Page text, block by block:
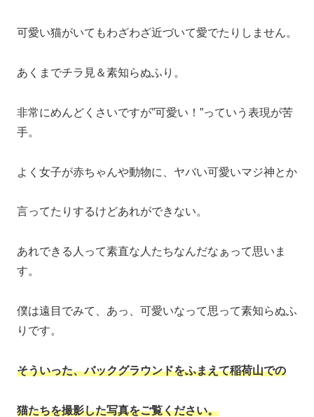
可愛い猫がいてもわざわざ近づいて愛でたりしません。
あくまでチラ見＆素知らぬふり。
非常にめんどくさいですが”可愛い！”っていう表現が苦
手。
よく女子が赤ちゃんや動物に、ヤバい可愛いマジ神とか
言ってたりするけどあれができない。
あれできる人って素直な人たちなんだなぁって思いま
す。
僕は遠目でみて、あっ、可愛いなって思って素知らぬふ
りです。
そういった、バックグラウンドをふまえて稲荷山での
猫たちを撮影した写真をご覧ください。